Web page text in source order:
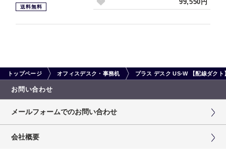
送料無料
99,550円
トップページ オフィスデスク・事務机 プラス デスク US-W 【配線ダク
お問い合わせ
メールフォームでのお問い合わせ
会社概要